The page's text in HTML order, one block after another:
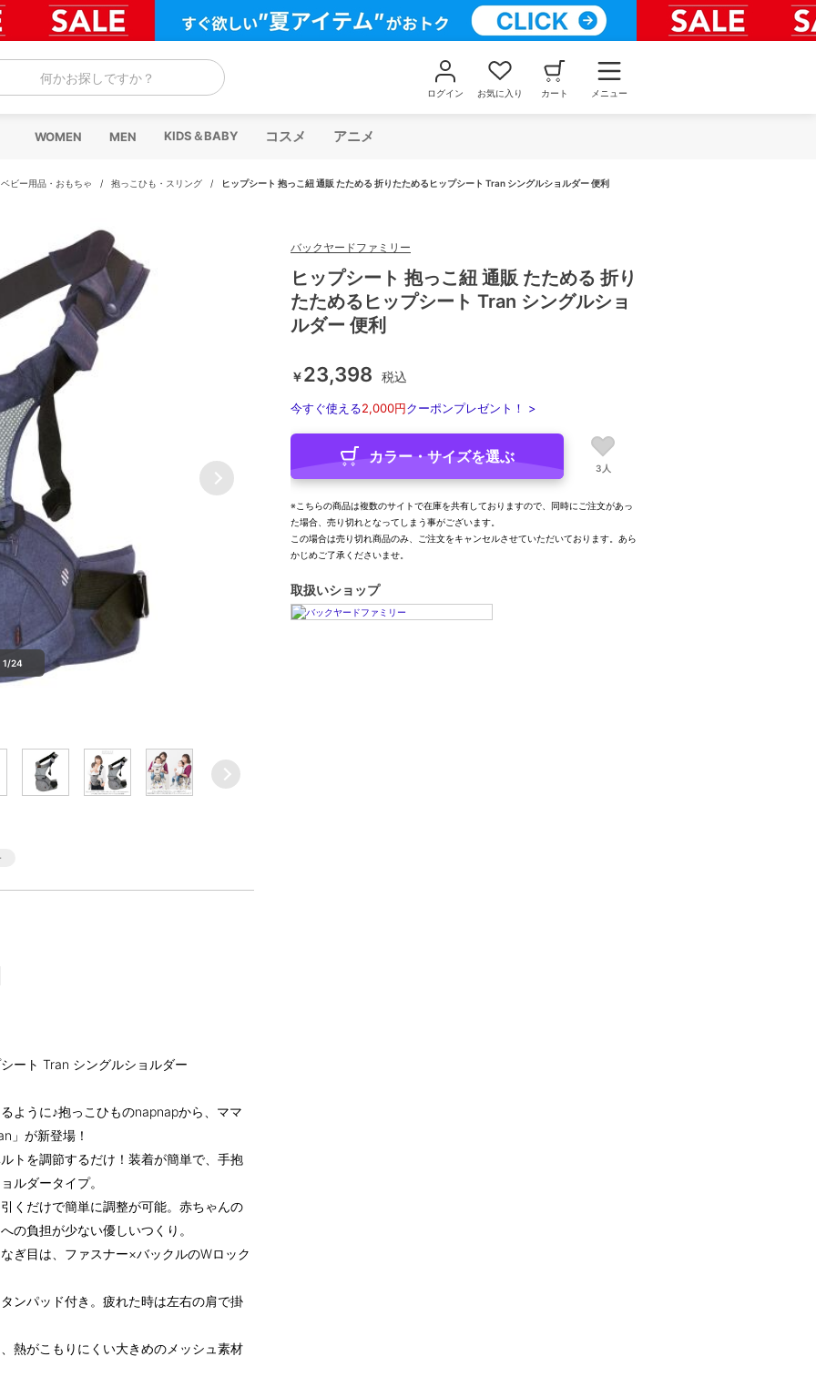
何かお探しですか？
ログイン お気に入り カート メニュー
WOMEN MEN KIDS＆BABY コスメ アニメ
ベビー用品・おもちゃ / 抱っこひも・スリング / ヒップシート 抱っこ紐 通販 たためる 折りたためるヒップシート Tran シングルショルダー 便利
1/24
ート Tran シングルショルダー
ように♪抱っこひものnapnapから、ママ
」が新登場！
トを調節するだけ！装着が簡単で、手抱
ルダータイプ。
くだけで簡単に調整が可能。赤ちゃんの
の負担が少ない優しいつくり。
ぎ目は、ファスナー×バックルのWロック
ンパッド付き。疲れた時は左右の肩で掛
熱がこもりにくい大きめのメッシュ素材
バックヤードファミリー
ヒップシート 抱っこ紐 通販 たためる 折り
たためるヒップシート Tran シングルショ
ルダー 便利
￥23,398 税込
今すぐ使える2,000円クーポンプレゼント！ >
カラー・サイズを選ぶ
3人
※こちらの商品は複数のサイトで在庫を共有しておりますので、同時にご注文があっ
た場合、売り切れとなってしまう事がございます。
この場合は売り切れ商品のみ、ご注文をキャンセルさせていただいております。あら
かじめご了承くださいませ。
取扱いショップ